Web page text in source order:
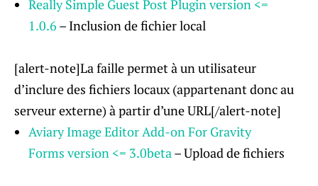
Really Simple Guest Post Pluginversion <=
1.0.6 – Inclusion de fichier local
[alert-note]La faille permet à un utilisateur
d’inclure des fichiers locaux (appartenant donc au
serveur externe) à partir d’une URL[/alert-note]
Aviary Image Editor Add-on For Gravity
Formsversion <= 3.0beta– Upload de fichiers